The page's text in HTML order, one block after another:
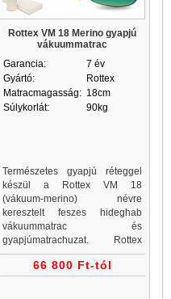
Rottex VM 18 Merino gyapjú
vákuummatrac
Garancia:
7 év
Gyártó:
Rottex
Matracmagasság: 18cm
Súlykorlát:
90kg
Természetes gyapjú réteggel
készül a Rottex VM 18
(vákuum-merino) névre
keresztelt feszes hideghab
vákuummatrac és
gyapjúmatrachuzat. Rottex
matracok, vákuummatrac
webáruház és vákuummatrac
66 800 Ft-tól